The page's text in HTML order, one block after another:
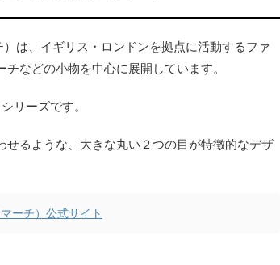
は、イギリス・ロンドンを拠点に活動するファ
などの小物を中心に展開しています。
リーズです。
るような、大きな丸い２つの目が特徴的なデザ
ーチ）公式サイト